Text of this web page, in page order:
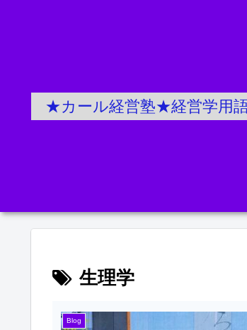
★カール経営塾★経営学用
生理学
Blog